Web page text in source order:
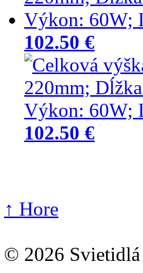
102.50 €
102.50 €
↑ Hore
© 2026